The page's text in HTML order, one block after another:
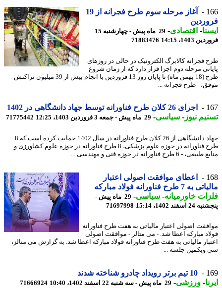
آغاز مرحله سوم طرح فجرانه از 19
-اقتصادی-
29 ماه پیش - چهارشنبه 15
1403، 14:15
71883476
فجرانه کالابرگ الکترونیک در حالی در روزهای
مرحله دوم اجرا قرار دارد که از زمان شروع
طرح (18 بهمن ماه) تا پایان روز 13 فروردین با انجام بیش از 39 میلیون تراکنش
- طرح فجرانه ...
اجرای 26 کلان طرح فناورانه توسط جهاد دانشگاهی در 1402
نیوز-سیاسی-29 ماه پیش - جمعه 3 فروردین 1403، 12:25 71775442
جهاد دانشگاهی از 26 کلان طرح فناورانه در سال 1402 حمایت کرده است که 8
طرح فناورانه در حوزه علوم پزشکی، 8 طرح فناورانه در حوزه علوم کشاورزی و
- 6 طرح فناورانه در حوزه فنی و مهندسی ...
اعطای موافقت اصولی اعتبار
7 طرح فناورانه فولاد مبارکه
خاورمیانه-سیاسی-
29 ماه پیش -
1402، 15:14
71697998
اصولی اعتبار مالیاتی به هفت طرح فناورانه
مبارکه اعطا شد. - می متالز - موافقت اصولی
مالیاتی به هفت طرح فناورانه فولاد مبارکه اعطا شد. به گزارش می متالز،
ویکمین جلسه ...
10 تیم برتر رویداد چادرو شناخته شدند
-ورزشی-29 ماه پیش - سه شنبه 22 اسفند 1402، 10:40 71666924